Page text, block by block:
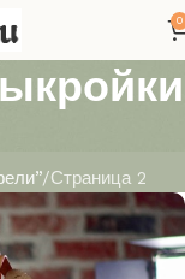
0
Страница 2